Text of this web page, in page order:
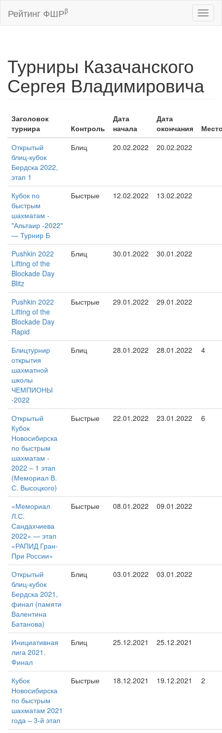
Рейтинг ФШРβ
Турниры Казачанского
Сергея Владимировича
Заголовок
турнира
Контроль
Дата
начала
Дата
окончания
Открытый
блиц-кубок
Бердска 2022,
этап 1
Блиц 20.02.2022 20.02.2022
Кубок по
быстрым
шахматам -
"Альтаир -2022"
— Турнир Б
Быстрые 12.02.2022 13.02.2022
Pushkin 2022
Lifting of the
Blockade Day
Blitz
Блиц 30.01.2022 30.01.2022
Pushkin 2022
Lifting of the
Blockade Day
Rapid
Быстрые 29.01.2022 29.01.2022
Блицтурнир
открытия
шахматной
школы
ЧЕМПИОНЫ
-2022
Блиц 28.01.2022 28.01.2022 4
Открытый
Кубок
Новосибирска
по быстрым
шахматам -
2022 – 1 этап
(Мемориал В.
С. Высоцкого)
Быстрые 22.01.2022 23.01.2022 6
«Мемориал
Л.С.
Сандахчиева
2022» — этап
«РАПИД Гран-
При России»
Быстрые 08.01.2022 09.01.2022
Открытый
блиц-кубок
Бердска 2021,
финал (памяти
Валентина
Батанова)
Блиц 03.01.2022 03.01.2022
Инициативная
лига 2021.
Финал
Блиц 25.12.2021 25.12.2021
Кубок
Новосибирска
по быстрым
шахматам 2021
года – 3-й этап
Быстрые 18.12.2021 19.12.2021 2